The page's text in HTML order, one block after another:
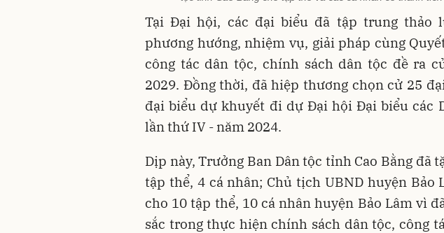
Tại Đại hội, các đại biểu đã tập trung thảo
phương hướng, nhiệm vụ, giải pháp cùng
công tác dân tộc, chính sách dân tộc đề ra
2029. Đồng thời, đã hiệp thương chọn cử 25
đại biểu dự khuyết đi dự Đại hội Đại biểu các
lần thứ IV - năm 2024.
Dịp này, Trưởng Ban Dân tộc tỉnh Cao Bằng đã
tập thể, 4 cá nhân; Chủ tịch UBND huyện Bảo
cho 10 tập thể, 10 cá nhân huyện Bảo Lâm vì
sắc trong thực hiện chính sách dân tộc, công